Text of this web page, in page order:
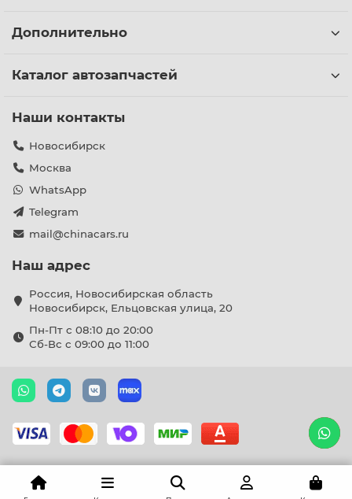
Дополнительно
Каталог автозапчастей
Наши контакты
Новосибирск
Москва
WhatsApp
Telegram
mail@chinacars.ru
Наш адрес
Россия, Новосибирская область
Новосибирск, Ельцовская улица, 20
Пн-Пт с 08:10 до 20:00
Сб-Вс с 09:00 до 11:00